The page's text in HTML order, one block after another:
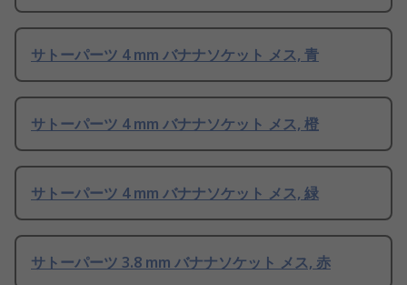
サトーパーツ 4 mm バナナソケット メス, 青
サトーパーツ 4 mm バナナソケット メス, 橙
サトーパーツ 4 mm バナナソケット メス, 緑
サトーパーツ 3.8 mm バナナソケット メス, 赤